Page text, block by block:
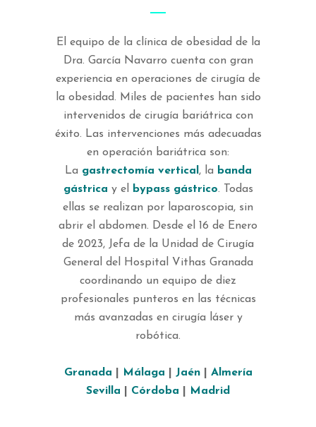
El equipo de la clínica de obesidad de la
Dra. García Navarro cuenta con gran
experiencia en operaciones de cirugía de
la obesidad. Miles de pacientes han sido
intervenidos de cirugía bariátrica con
éxito. Las intervenciones más adecuadas
en operación bariátrica son:
La gastrectomía vertical , la banda
gástrica y el bypass gástrico. Todas
ellas se realizan por laparoscopia, sin
abrir el abdomen. Desde el 16 de Enero
de 2023, Jefa de la Unidad de Cirugía
General del Hospital Vithas Granada
coordinando un equipo de diez
profesionales punteros en las técnicas
más avanzadas en cirugía láser y
robótica.
Granada Málaga Jaén| Almería
Sevilla
Córdoba Madrid